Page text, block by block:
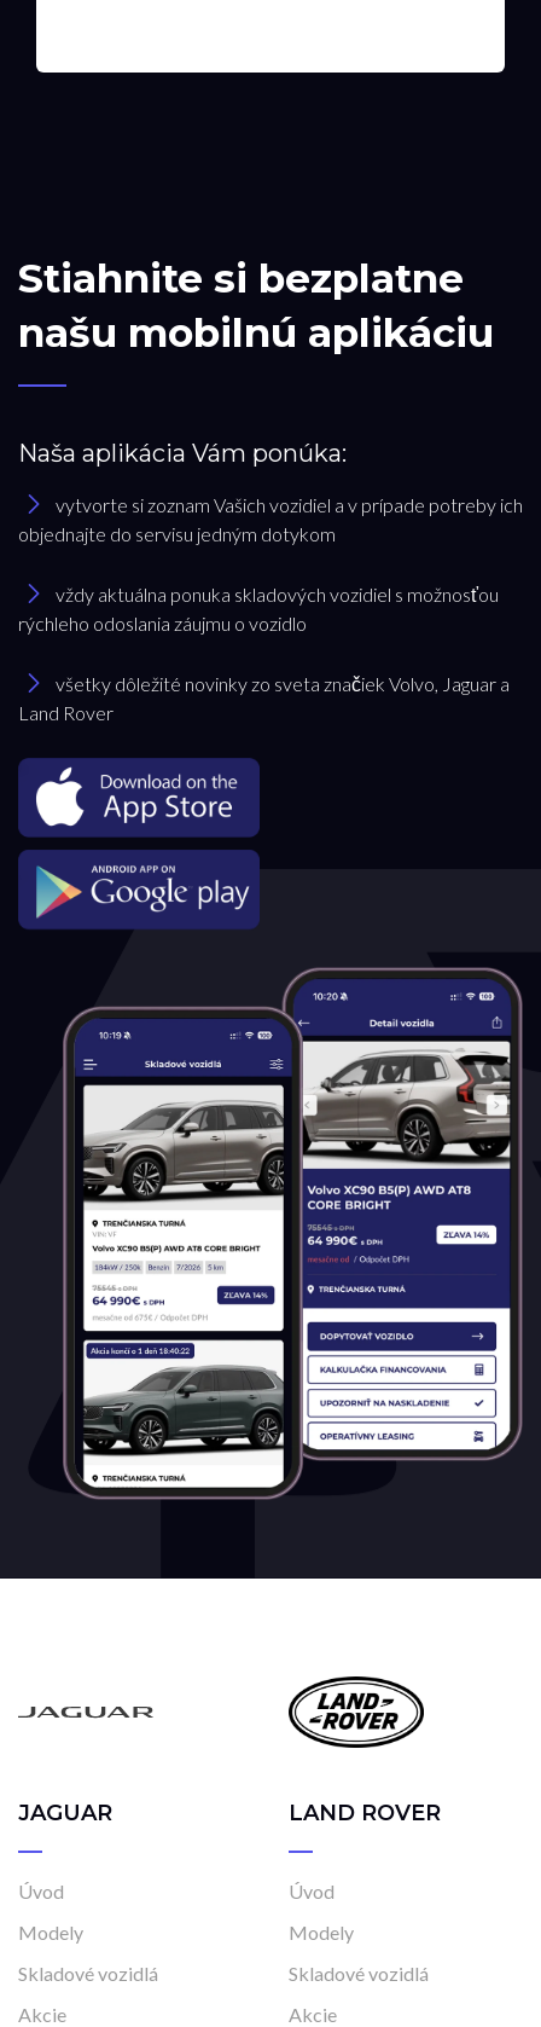
Stiahnite si bezplatne
našu mobilnú aplikáciu
Naša aplikácia Vám ponúka:
vytvorte si zoznam Vašich vozidiel a v prípade potreby ich
objednajte do servisu jedným dotykom
vždy aktuálna ponuka skladových vozidiel s možnosťou
rýchleho odoslania záujmu o vozidlo
všetky dôležité novinky zo sveta značiek Volvo, Jaguar a
Land Rover
JAGUAR
Úvod
Modely
Skladové vozidlá
Akcie
LAND ROVER
Úvod
Modely
Skladové vozidlá
Akcie